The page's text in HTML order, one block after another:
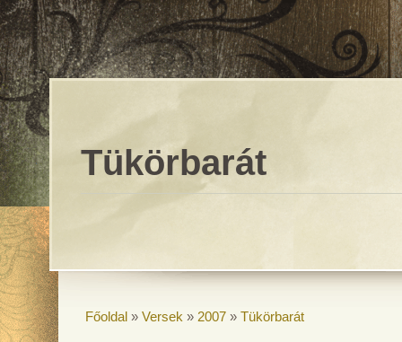
Tükörbarát
Főoldal » Versek » 2007 » Tükörbarát